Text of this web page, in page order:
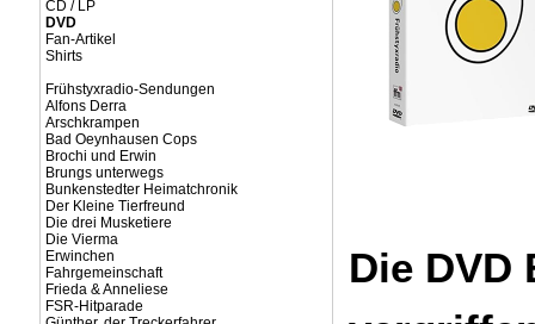
CD / LP
DVD
Fan-Artikel
Shirts
Frühstyxradio-Sendungen
Alfons Derra
Arschkrampen
Bad Oeynhausen Cops
Brochi und Erwin
Brungs unterwegs
Bunkenstedter Heimatchronik
Der Kleine Tierfreund
Die drei Musketiere
Die Vierma
Erwinchen
Fahrgemeinschaft
Frieda & Anneliese
FSR-Hitparade
Die DVD